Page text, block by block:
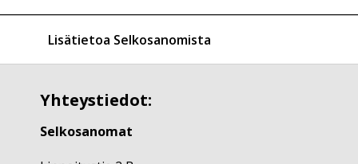
Lisätietoa Selkosanomista
Yhteystiedot:
Selkosanomat